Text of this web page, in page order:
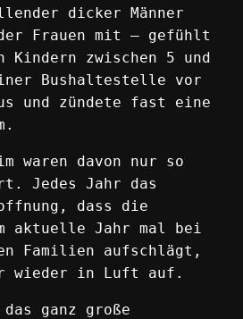
dicker Männer
Frauen mit – gefühlt
Kindern zwischen 5 und
Bushaltestelle vor
und zündete fast eine
waren davon nur so
Jedes Jahr das
dass die
aktuelle Jahr mal bei
Familien aufschlägt,
wieder in Luft auf.
das ganz große